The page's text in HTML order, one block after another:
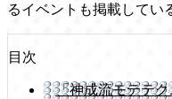
るイベントも掲載してい
目次
「神成流モテテ